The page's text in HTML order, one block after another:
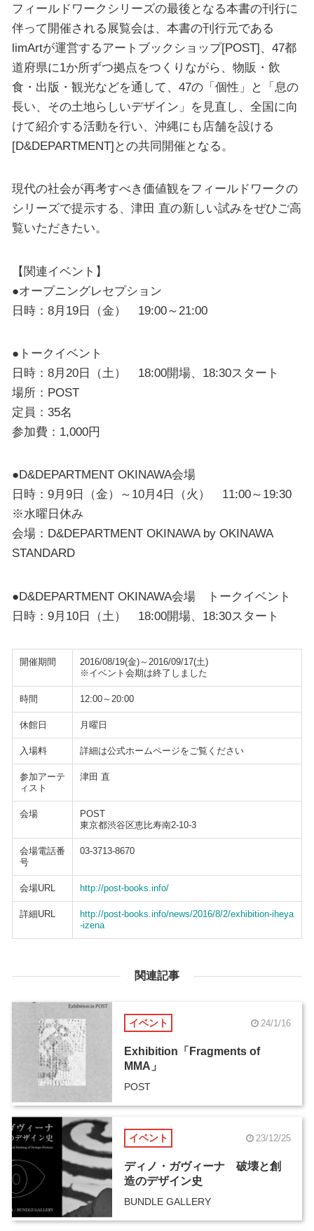
フィールドワークシリーズの最後となる本書の刊行に
伴って開催される展覧会は、本書の刊行元である
limArtが運営するアートブックショップ[POST]、47都
道府県に1か所ずつ拠点をつくりながら、物販・飲
食・出版・観光などを通して、47の「個性」と「息の
長い、その土地らしいデザイン」を見直し、全国に向
けて紹介する活動を行い、沖縄にも店舗を設ける
[D&DEPARTMENT]との共同開催となる。
現代の社会が再考すべき価値観をフィールドワークの
シリーズで提示する、津田 直の新しい試みをぜひご高
覧いただきたい。
【関連イベント】
●オープニングレセプション
日時：8月19日（金） 19:00～21:00
●トークイベント
日時：8月20日（土） 18:00開場、18:30スタート
場所：POST
定員：35名
参加費：1,000円
●D&DEPARTMENT OKINAWA会場
日時：9月9日（金）～10月4日（火） 11:00～19:30
※水曜日休み
会場：D&DEPARTMENT OKINAWA by OKINAWA
STANDARD
●D&DEPARTMENT OKINAWA会場 トークイベント
日時：9月10日（土） 18:00開場、18:30スタート
開催期間
2016/08/19(金)～2016/09/17(土)
※イベント会期は終了しました
時間 12:00～20:00
休館日 月曜日
入場料 詳細は公式ホームページをご覧ください
参加アーテ
ィスト
津田 直
会場
POST
東京都渋谷区恵比寿南2-10-3
会場電話番
号
03-3713-8670
会場URL http://post-books.info/
詳細URL
http://post-books.info/news/2016/8/2/exhibition-iheya
-izena
関連記事
イベント 24/1/16
Exhibition「Fragments of
MMA」
POST
イベント 23/12/25
ディノ・ガヴィーナ 破壊と創
造のデザイン史
BUNDLE GALLERY